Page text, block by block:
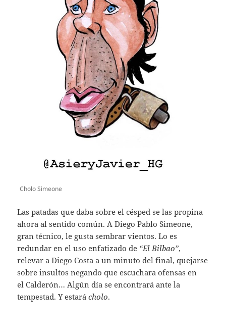
Cholo Simeone
Las patadas que daba sobre el césped se las propina
ahora al sentido común. A Diego Pablo Simeone,
gran técnico, le gusta sembrar vientos. Lo es
redundar en el uso enfatizado de “El Bilbao”,
relevar a Diego Costa a un minuto del final, quejarse
sobre insultos negando que escuchara ofensas en
el Calderón… Algún día se encontrará ante la
tempestad. Y estarácholo.